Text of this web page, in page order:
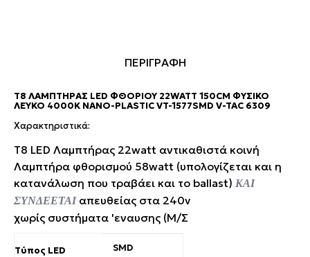
ΠΕΡΙΓΡΑΦΗ
T8 ΛΑΜΠΤΉΡΑΣ LED ΦΘΟΡΊΟΥ 22WATT 150CM ΦΥΣΙΚΌ
ΛΕΥΚΌ 4000Κ NANO-PLASTIC VT-1577SMD V-TAC 6309
Χαρακτηριστικά:
T8 LED Λαμπτήρας 22watt αντικαθιστά κοινή
Λαμπτήρα φθορισμού 58watt (υπολογίζεται και η
κατανάλωση που τραβάει και το ballast) ΚΑΙ
ΣΥΝΔΕΕΤΑΙ απευθείας στα 240v
χωρίς συστήματα 'εναυσης (Μ/Σ
Τύπος LED SMD